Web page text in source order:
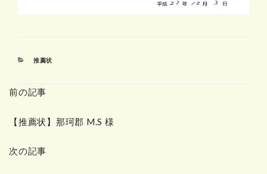
カ
リ
推薦状
前の記事
【推薦状】那珂郡 M.S 様
次の記事